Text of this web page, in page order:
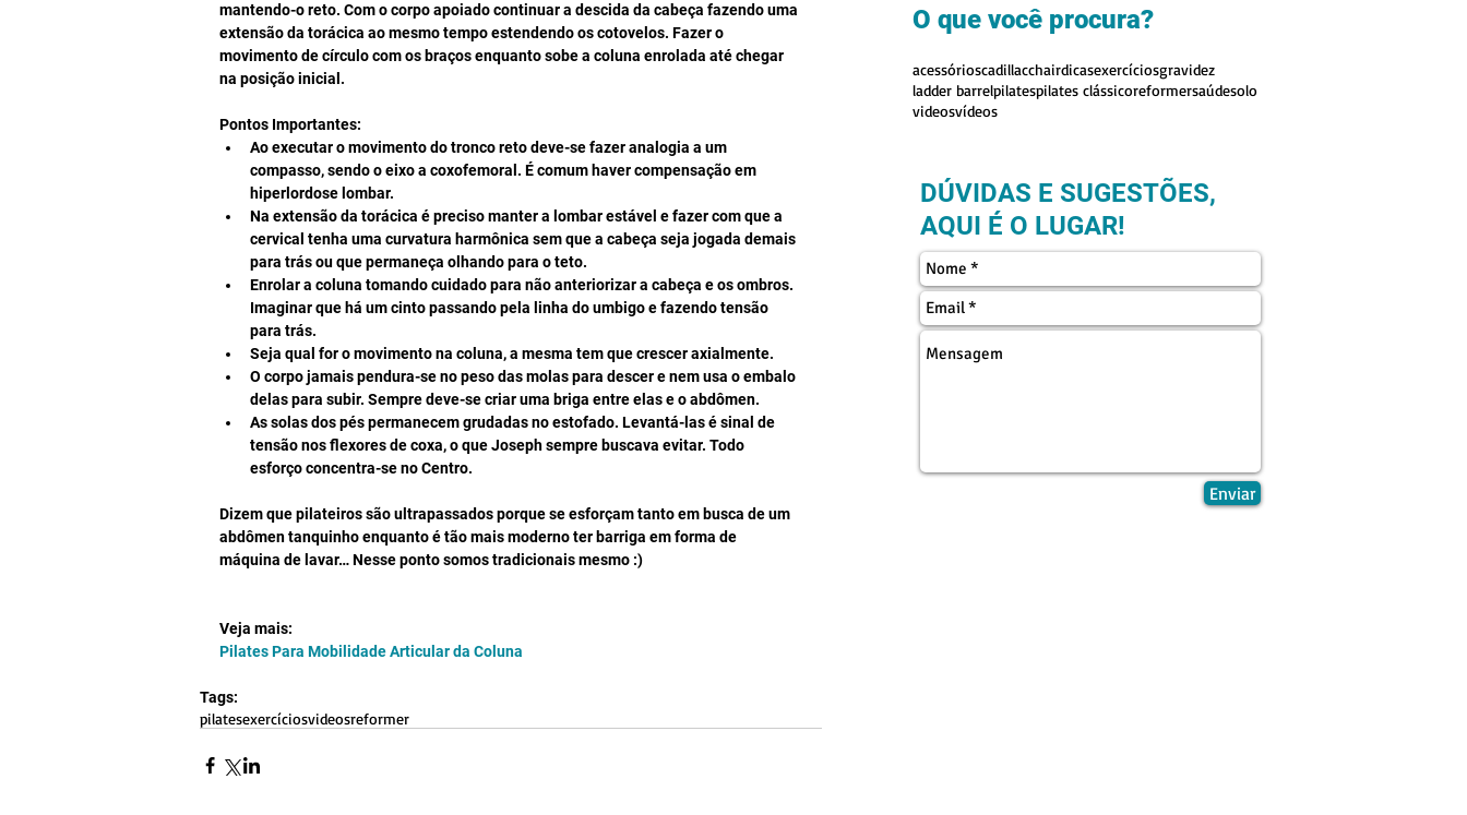
mantendo-o reto. Com o corpo apoiado continuar a descida da cabeça fazendo uma
extensão da torácica ao mesmo tempo estendendo os cotovelos. Fazer o
movimento de círculo com os braços enquanto sobe a coluna enrolada até chegar
na posição inicial.
Pontos Importantes:
Ao executar o movimento do tronco reto deve-se fazer analogia a um
compasso, sendo o eixo a coxofemoral. É comum haver compensação em
hiperlordose lombar.
Na extensão da torácica é preciso manter a lombar estável e fazer com que a
cervical tenha uma curvatura harmônica sem que a cabeça seja jogada demais
para trás ou que permaneça olhando para o teto.
Enrolar a coluna tomando cuidado para não anteriorizar a cabeça e os ombros.
Imaginar que há um cinto passando pela linha do umbigo e fazendo tensão
para trás.
Seja qual for o movimento na coluna, a mesma tem que crescer axialmente.
O corpo jamais pendura-se no peso das molas para descer e nem usa o embalo
delas para subir. Sempre deve-se criar uma briga entre elas e o abdômen.
As solas dos pés permanecem grudadas no estofado. Levantá-las é sinal de
tensão nos flexores de coxa, o que Joseph sempre buscava evitar. Todo
esforço concentra-se no Centro.
Dizem que pilateiros são ultrapassados porque se esforçam tanto em busca de um
abdômen tanquinho enquanto é tão mais moderno ter barriga em forma de
máquina de lavar… Nesse ponto somos tradicionais mesmo :)
Veja mais:
Pilates Para Mobilidade Articular da Coluna
Tags:
pilatesexercíciosvideosreformer
O que você procura?
acessórioscadillacchairdicasexercíciosgravidez
ladder barrelpilatespilates clássicoreformersaúdesolo
videosvídeos
DÚVIDAS E SUGESTÕES,
AQUI É O LUGAR!
Enviar